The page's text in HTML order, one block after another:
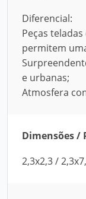
Diferencial:
Peças
permitem
e urbanas;
Atmosfera
Dimensões /
2,3x2,3 /